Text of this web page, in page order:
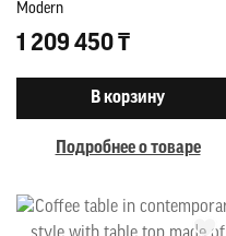
Modern
1 209 450 ₸
В корзину
Подробнее о товаре